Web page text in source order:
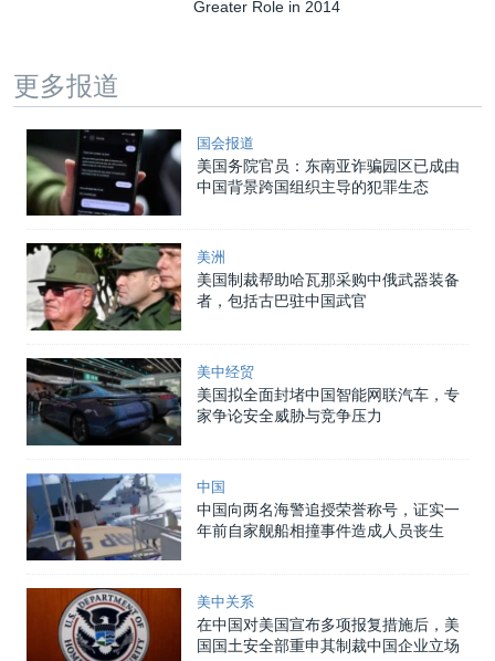
Greater Role in 2014
更多报道
国会报道
美国务院官员：东南亚诈骗园区已成由
中国背景跨国组织主导的犯罪生态
美洲
美国制裁帮助哈瓦那采购中俄武器装备
者，包括古巴驻中国武官
美中经贸
美国拟全面封堵中国智能网联汽车，专
家争论安全威胁与竞争压力
中国
中国向两名海警追授荣誉称号，证实一
年前自家舰船相撞事件造成人员丧生
美中关系
在中国对美国宣布多项报复措施后，美
国国土安全部重申其制裁中国企业立场